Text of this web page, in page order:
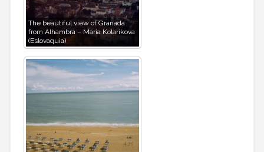
The beautiful view of Granada
from Alhambra – Maria Kolarikova
(Eslovaquia)